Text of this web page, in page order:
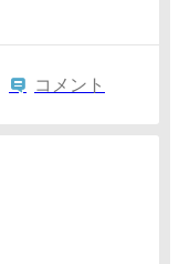
コメント